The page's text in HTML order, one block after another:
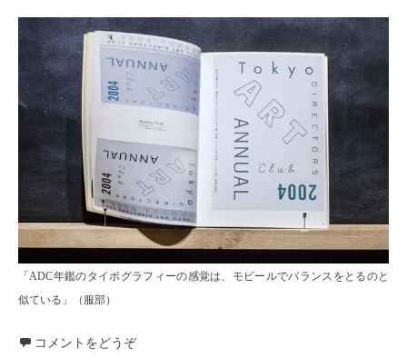
「ADC年鑑のタイポグラフィーの感覚は、モビールでバランスをとるのと
似ている」（服部）
コメントをどうぞ